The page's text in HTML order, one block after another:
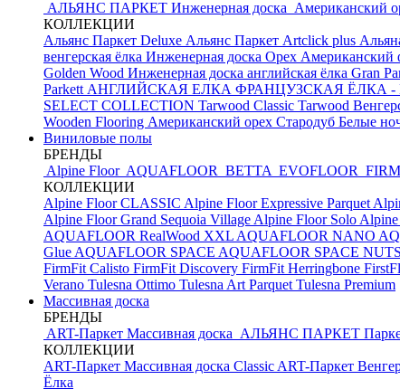
АЛЬЯНС ПАРКЕТ Инженерная доска Американский
КОЛЛЕКЦИИ
Альянс Паркет Deluxe Альянс Паркет Artclick plus
венгерская ёлка Инженерная доска Орех Американский
Golden Wood Инженерная доска английская ёлка Gran
Parkett АНГЛИЙСКАЯ ЕЛКА ФРАНЦУЗСКАЯ ЁЛКА -
SELECT COLLECTION Tarwood Classic Tarwood
Wooden Flooring Американский орех Стародуб Белые
Виниловые полы
БРЕНДЫ
Alpine Floor AQUAFLOOR BETTA EVOFLOOR
КОЛЛЕКЦИИ
Alpine Floor CLASSIC Alpine Floor Expressive Parquet
Alpine Floor Grand Sequoia Village Alpine Floor Solo
AQUAFLOOR RealWood XXL AQUAFLOOR NANO
Glue AQUAFLOOR SPACE AQUAFLOOR SPACE
FirmFit Calisto FirmFit Discovery FirmFit Herringbone
Verano Tulesna Ottimo Tulesna Art Parquet Tulesna Premium
Массивная доска
БРЕНДЫ
ART-Паркет Массивная доска АЛЬЯНС ПАРКЕТ
КОЛЛЕКЦИИ
ART-Паркет Массивная доска Classic ART-Паркет
Ёлка